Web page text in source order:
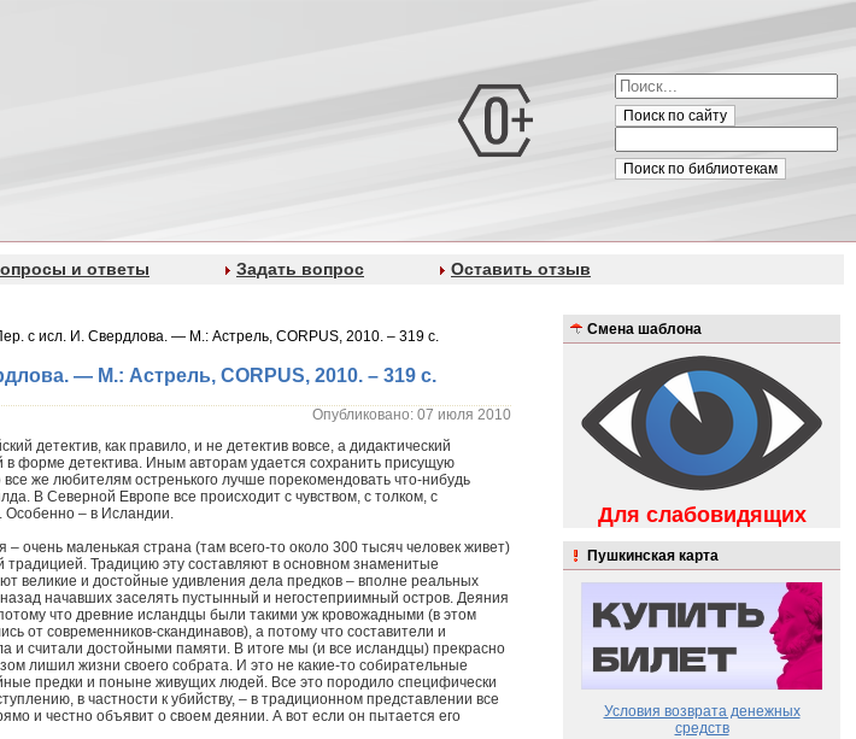
Поиск по сайту
Поиск по библиотекам
и ответы Задать вопрос Оставить отзыв
с исл. И. Свердлова. — М.: Астрель, CORPUS, 2010. – 319 с.
— М.: Астрель, CORPUS, 2010. – 319 с.
Опубликовано: 07 июля 2010
детектив, как правило, и не детектив вовсе, а дидактический
форме детектива. Иным авторам удается сохранить присущую
все же любителям остренького лучше порекомендовать что-нибудь
В Северной Европе все происходит с чувством, с толком, с
Особенно – в Исландии.
очень маленькая страна (там всего-то около 300 тысяч человек живет)
традицией. Традицию эту составляют в основном знаменитые
великие и достойные удивления дела предков – вполне реальных
начавших заселять пустынный и негостеприимный остров. Деяния
что древние исландцы были такими уж кровожадными (в этом
от современников-скандинавов), а потому что составители и
и считали достойными памяти. В итоге мы (и все исландцы) прекрасно
лишил жизни своего собрата. И это не какие-то собирательные
предки и поныне живущих людей. Все это породило специфически
в частности к убийству, – в традиционном представлении все
и честно объявит о своем деянии. А вот если он пытается его
Смена шаблона
Для слабовидящих
Пушкинская карта
Условия возврата денежных
средств